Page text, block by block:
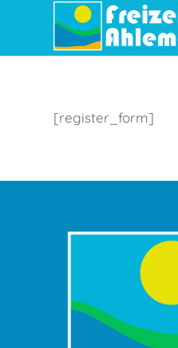
[register_form]